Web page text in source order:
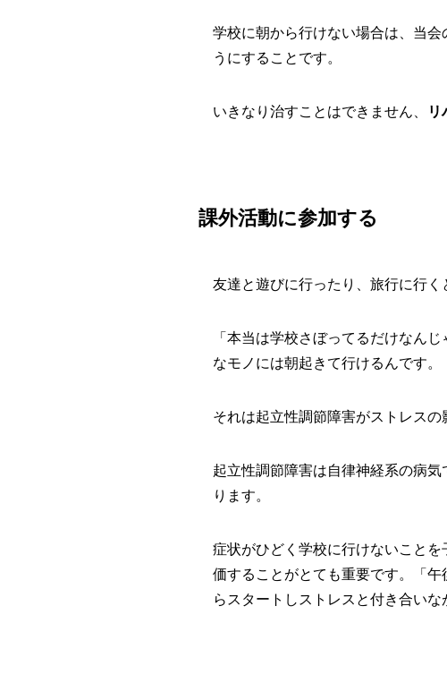
学校に朝から行けない場合は、当
うにすることです。
いきなり治すことはできません、 リ
課外活動に参加する
友達と遊びに行ったり、旅行に行く
「本当は学校さぼってるだけなん
なモノには朝起きて行けるんです。
それは起立性調節障害がストレスの
起立性調節障害は自律神経系の病気
ります。
症状がひどく学校に行けないこと
価することがとても重要です。「
らスタートしストレスと付き合い